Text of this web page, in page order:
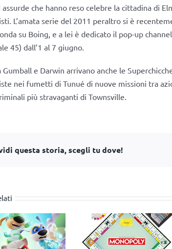
che hanno reso celebre la cittadina di
L’amata serie del 2011 peraltro si è
su Boing, e a lei è dedicato il pop-up
45) dall’1 al 7 giugno.
Gumball e Darwin arrivano anche le
nei fumetti di Tunué di nuove missioni tra
più stravaganti di Townsville.
questa storia, scegli tu dove!